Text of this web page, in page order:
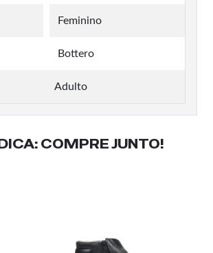
Feminino
Bottero
Adulto
COMPRE JUNTO!